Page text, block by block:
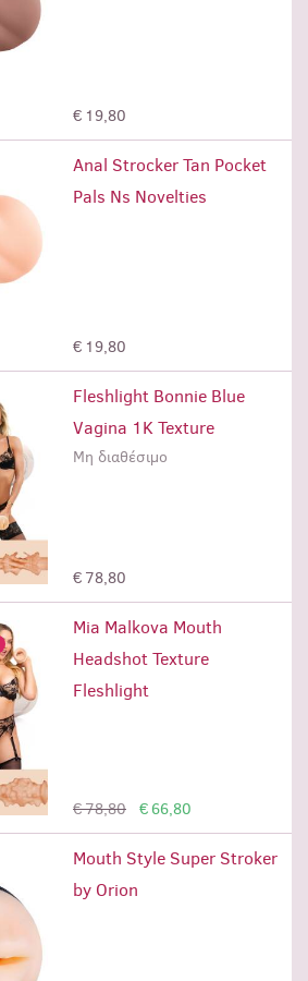
€ 19,80
Anal Strocker Tan Pocket
Pals Ns Novelties
€ 19,80
Fleshlight Bonnie Blue
Vagina 1K Texture
Μη διαθέσιμο
€ 78,80
Mia Malkova Mouth
Headshot Texture
Fleshlight
€ 78,80 € 66,80
Mouth Style Super Stroker
by Orion